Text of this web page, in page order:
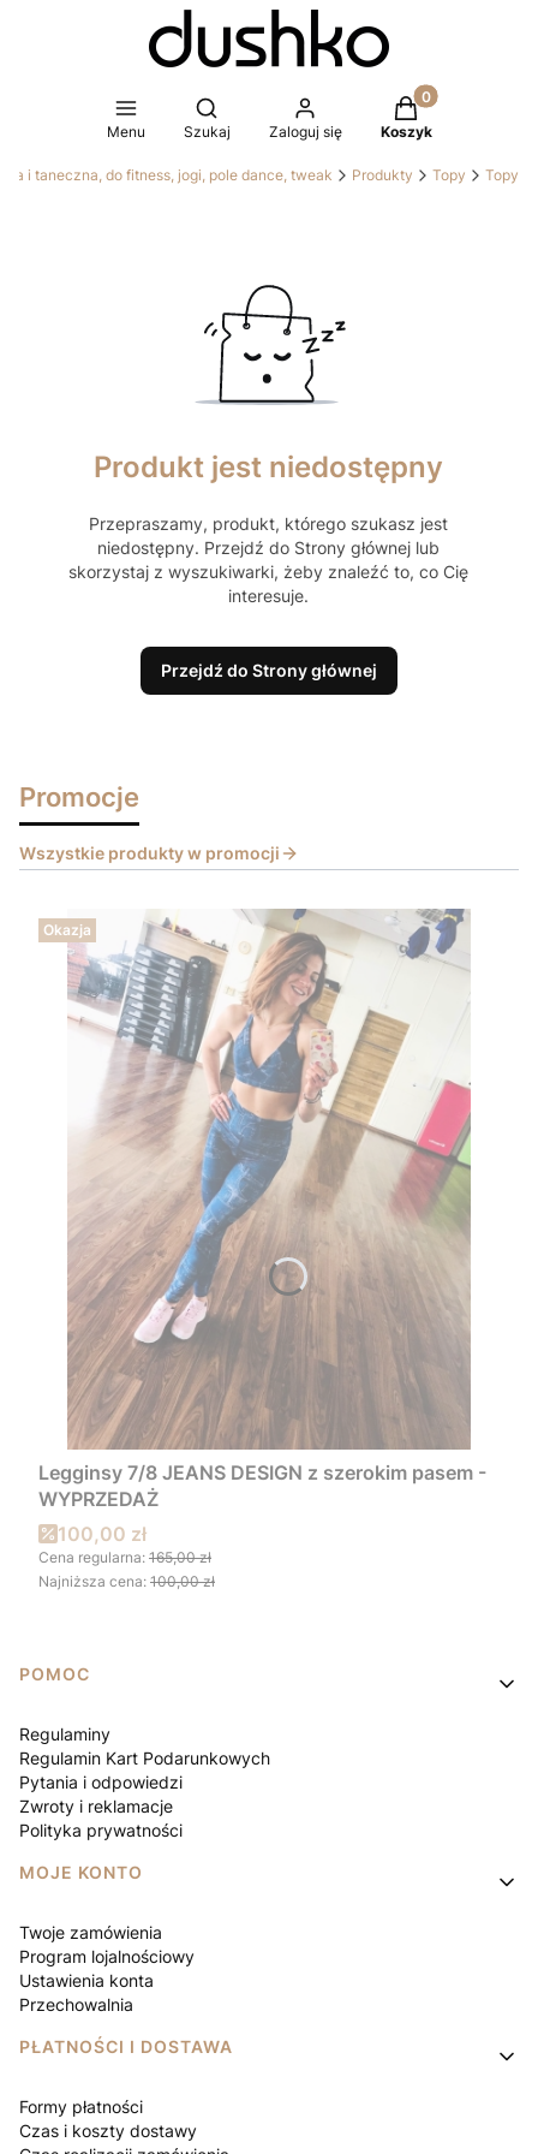
Menu
Otwórz wyszukiwarkę
Szukaj Zaloguj się
Produkty w
Koszyk
i taneczna, do fitness, jogi, pole dance, tweak Produkty Topy Topy
Produkt jest niedostępny
Przepraszamy, produkt, którego szukasz jest
niedostępny. Przejdź do Strony głównej lub
skorzystaj z wyszukiwarki, żeby znaleźć to, co Cię
interesuje.
Przejdź do Strony głównej
Promocje
Wszystkie produkty w promocji
Okazja
Legginsy 7/8 JEANS DESIGN z szerokim pasem -
WYPRZEDAŻ
Cena promocyjna
100,00 zł
Cena regularna: 165,00 zł
Najniższa cena: 100,00 zł
Linki w stopce
POMOC
Regulaminy
Regulamin Kart Podarunkowych
Pytania i odpowiedzi
Zwroty i reklamacje
Polityka prywatności
MOJE KONTO
Twoje zamówienia
Program lojalnościowy
Ustawienia konta
Przechowalnia
PŁATNOŚCI I DOSTAWA
Formy płatności
Czas i koszty dostawy